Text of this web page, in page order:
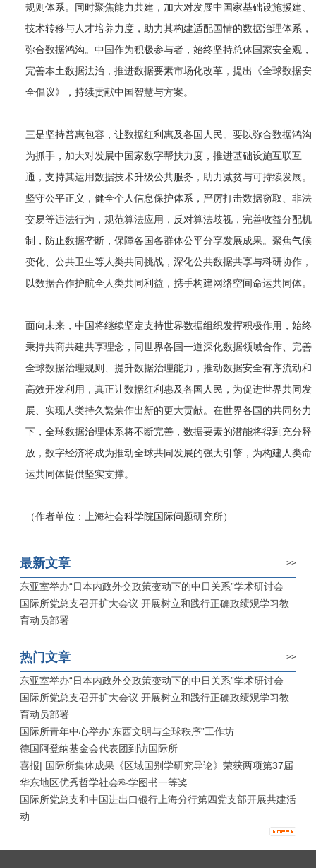
规则体系。同时聚焦能力共建，加大对发展中国家基础设施援建、
技术转移与人才培养力度，助力其构建适配国情的数据治理体系，
弥合数据鸿沟。中国作为积极参与者，始终坚持总体国家安全观，
完善本土数据法治，推进数据要素市场化改革，提出《全球数据安
全倡议》，持续贡献中国智慧与方案。
三是坚持普惠包容，让数据红利惠及各国人民。要以弥合数据鸿沟
为抓手，加大对发展中国家数字帮扶力度，推进基础设施互联互
通，支持其运用数据技术升级公共服务，助力减贫与可持续发展。
坚守公平正义，健全个人信息保护体系，严厉打击数据窃取、非法
交易等违法行为，规范算法应用，反对算法歧视，完善收益分配机
制，防止数据垄断，保障各国各群体公平分享发展成果。聚焦气候
变化、公共卫生等人类共同挑战，深化公共数据共享与科研协作，
以数据合作护航全人类共同利益，携手构建网络空间命运共同体。
面向未来，中国将继续坚定支持世界数据组织发挥积极作用，始终
秉持共商共建共享理念，同世界各国一道深化数据领域合作、完善
全球数据治理规则、提升数据治理能力，推动数据安全有序流动和
高效开发利用，真正让数据红利惠及各国人民，为促进世界共同发
展、实现人类持久繁荣作出新的更大贡献。在世界各国的共同努力
下，全球数据治理体系将不断完善，数据要素的潜能将得到充分释
放，数字经济将成为推动全球共同发展的强大引擎，为构建人类命
运共同体提供坚实支撑。
（作者单位：上海社会科学院国际问题研究所）
最新文章 >>
东亚室举办“日本内政外交政策变动下的中日关系”学术研讨会
国际所党总支召开扩大会议 开展树立和践行正确政绩观学习教
育动员部署
热门文章 >>
东亚室举办“日本内政外交政策变动下的中日关系”学术研讨会
国际所党总支召开扩大会议 开展树立和践行正确政绩观学习教
育动员部署
国际所青年中心举办“东西文明与全球秩序”工作坊
德国阿登纳基金会代表团到访国际所
喜报| 国际所集体成果《区域国别学研究导论》荣获两项第37届
华东地区优秀哲学社会科学图书一等奖
国际所党总支和中国进出口银行上海分行第四党支部开展共建活
动